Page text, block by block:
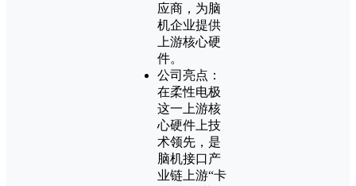
应商，为脑
机企业提供
上游核心硬
件。
公司亮点：
在柔性电极
这一上游核
心硬件上技
术领先，是
脑机接口产
业链上游“卡